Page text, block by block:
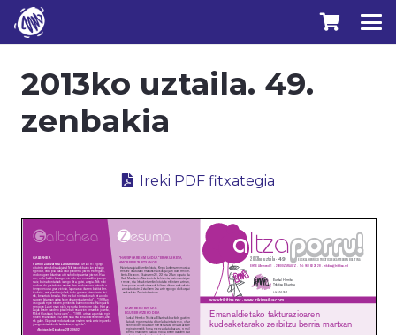
2013ko uztaila. 49.
zenbakia
Ireki PDF fitxategia